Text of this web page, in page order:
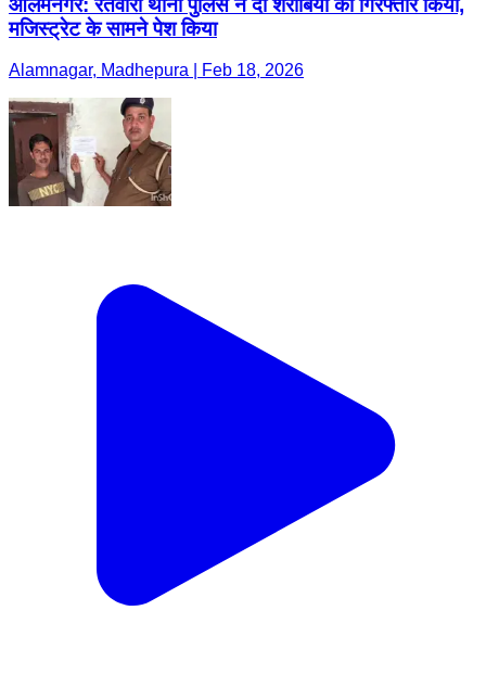
मजिस्ट्रेट के सामने पेश किया
Alamnagar, Madhepura | Feb 18, 2026